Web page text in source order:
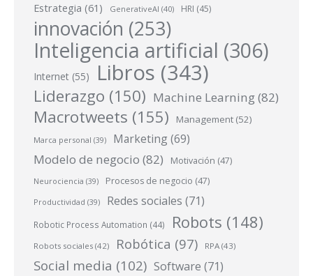
Estrategia (61) GenerativeAI (40) HRI (45)
innovación (253)
Inteligencia artificial (306)
Internet (55) Libros (343)
Liderazgo (150) Machine Learning(82)
Macrotweets (155) Management (52)
Marca personal (39) Marketing (69)
Modelo de negocio (82) Motivación (47)
Neurociencia (39) Procesos de negocio (47)
Productividad (39) Redes sociales (71)
Robotic Process Automation (44) Robots (148)
Robots sociales (42) Robótica (97) RPA (43)
Social media (102) Software (71)